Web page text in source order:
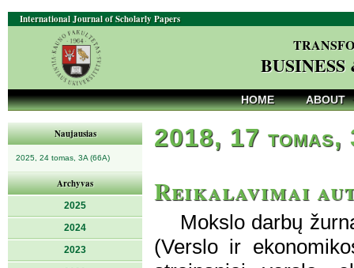
International Journal of Scholarly Papers
HOME ABOUT
Naujausias
2025, 24 tomas, 3A (66A)
Archyvas
2025
2024
2023
2018, 17 tomas,
Reikalavimai
Mokslo darbų
(Verslo ir